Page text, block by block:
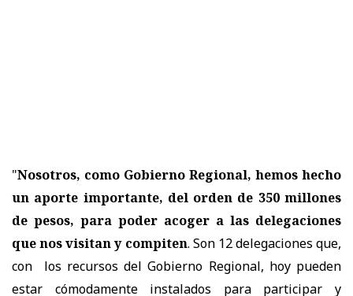
"Nosotros, como Gobierno Regional, hemos hecho
un aporte importante, del orden de 350 millones
de pesos, para poder acoger a las delegaciones
que nos visitan y compiten. Son 12 delegaciones que,
con los recursos del Gobierno Regional, hoy pueden
estar cómodamente instalados para participar y